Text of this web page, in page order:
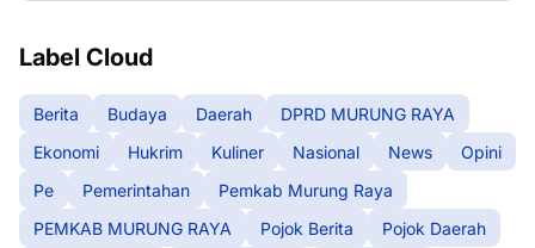
Label Cloud
Berita Budaya Daerah
DPRD MURUNG RAYA
Ekonomi
Hukrim Kuliner Nasional News
Opini
Pe
Pemerintahan
Pemkab Murung Raya
PEMKAB MURUNG RAYA
Pojok Berita
Pojok Daerah